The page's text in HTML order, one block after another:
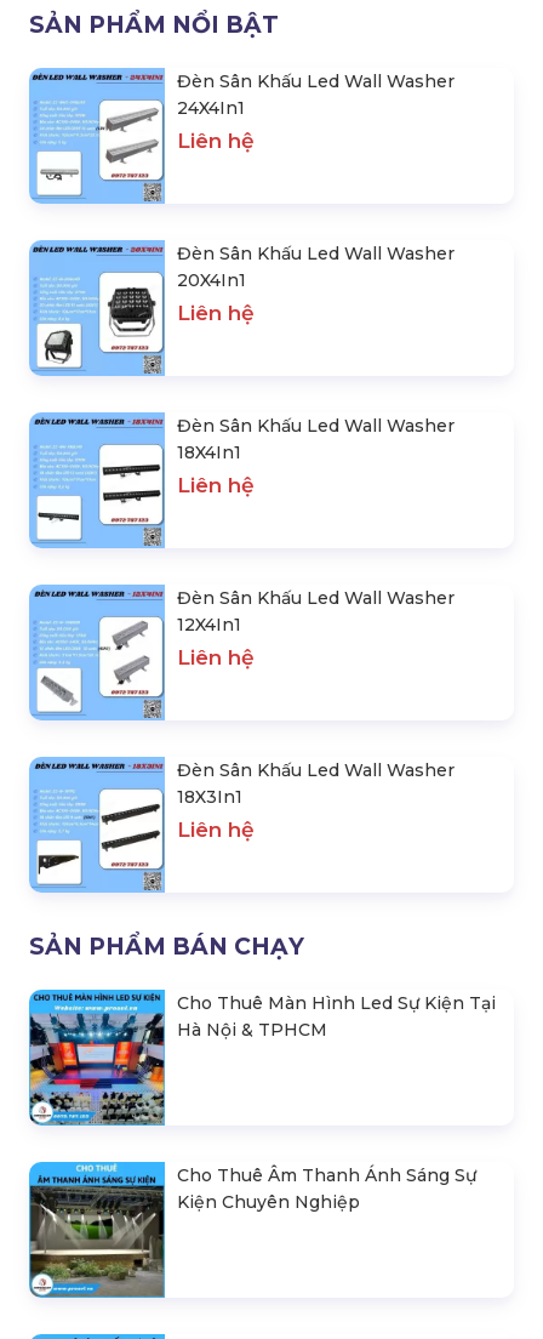
SẢN PHẨM NỔI BẬT
Đèn Sân Khấu Led Wall Washer
24X4In1
Liên hệ
Đèn Sân Khấu Led Wall Washer
20X4In1
Liên hệ
Đèn Sân Khấu Led Wall Washer
18X4In1
Liên hệ
Đèn Sân Khấu Led Wall Washer
12X4In1
Liên hệ
Đèn Sân Khấu Led Wall Washer
18X3In1
Liên hệ
SẢN PHẨM BÁN CHẠY
Cho Thuê Màn Hình Led Sự Kiện Tại
Hà Nội & TPHCM
Cho Thuê Âm Thanh Ánh Sáng Sự
Kiện Chuyên Nghiệp